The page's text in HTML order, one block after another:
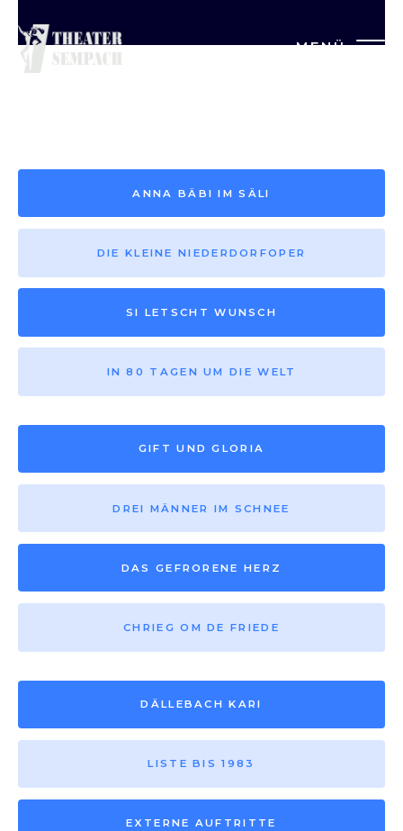
MENÜ
Saison vor 2013
ANNA BÄBI IM SÄLI
DIE KLEINE NIEDERDORFOPER
SI LETSCHT WUNSCH
IN 80 TAGEN UM DIE WELT
GIFT UND GLORIA
DREI MÄNNER IM SCHNEE
DAS GEFRORENE HERZ
CHRIEG OM DE FRIEDE
DÄLLEBACH KARI
LISTE BIS 1983
EXTERNE AUFTRITTE